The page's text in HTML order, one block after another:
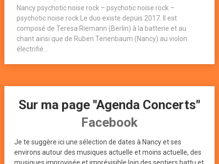
Nancy psychotic noise rock – psychotic noise rock –
psychotic noise rock Le duo existe depuis 2017. Il est
composé de Teresa Riemann (Berlin) à la batterie et au
chant ainsi que de Ruben Tenenbaum (Nancy) au violon
électrifié...
Sur ma page "Agenda Concerts"
Facebook
Je te suggère ici une sélection de dates à Nancy et ses
environs autour des musiques actuelle et moins actuelle, des